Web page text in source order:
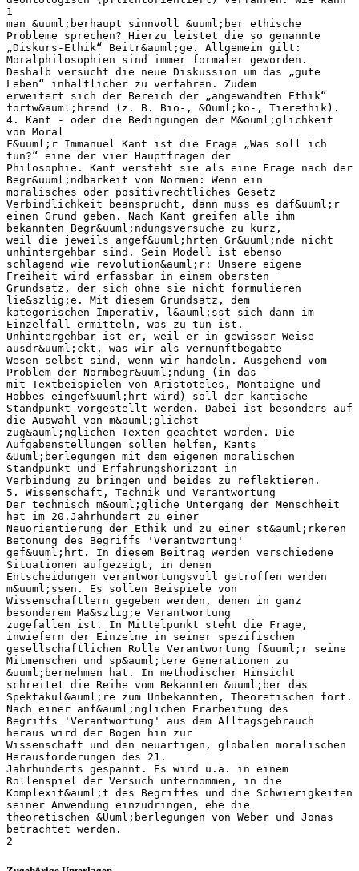
1
man &uuml;berhaupt sinnvoll &uuml;ber ethische
Probleme sprechen? Hierzu leistet die so genannte
„Diskurs-Ethik“ Beitr&auml;ge. Allgemein gilt:
Moralphilosophien sind immer formaler geworden.
Deshalb versucht die neue Diskussion um das „gute
Leben“ inhaltlicher zu verfahren. Zudem
erweitert sich der Bereich der „angewandten Ethik“
fortw&auml;hrend (z. B. Bio-, &Ouml;ko-, Tierethik).
4. Kant - oder die Bedingungen der M&ouml;glichkeit
von Moral
F&uuml;r Immanuel Kant ist die Frage „Was soll ich
tun?“ eine der vier Hauptfragen der
Philosophie. Kant versteht sie als eine Frage nach der
Begr&uuml;ndbarkeit von Normen: Wenn ein
moralisches oder positivrechtliches Gesetz
Verbindlichkeit beansprucht, dann muss es daf&uuml;r
einen Grund geben. Nach Kant greifen alle ihm
bekannten Begr&uuml;ndungsversuche zu kurz,
weil die jeweils angef&uuml;hrten Gr&uuml;nde nicht
unhintergehbar sind. Sein Modell ist ebenso
schlagend wie revolution&auml;r: Unsere eigene
Freiheit wird erfassbar in einem obersten
Grundsatz, der sich ohne sie nicht formulieren
lie&szlig;e. Mit diesem Grundsatz, dem
kategorischen Imperativ, l&auml;sst sich dann im
Einzelfall ermitteln, was zu tun ist.
Unhintergehbar ist er, weil er in gewisser Weise
ausdr&uuml;ckt, was wir als vernunftbegabte
Wesen selbst sind, wenn wir handeln. Ausgehend vom
Problem der Normbegr&uuml;ndung (in das
mit Textbeispielen von Aristoteles, Montaigne und
Hobbes eingef&uuml;hrt wird) soll der kantische
Standpunkt vorgestellt werden. Dabei ist besonders auf
die Auswahl von m&ouml;glichst
zug&auml;nglichen Texten geachtet worden. Die
Aufgabenstellungen sollen helfen, Kants
&Uuml;berlegungen mit dem eigenen moralischen
Standpunkt und Erfahrungshorizont in
Verbindung zu bringen und beides zu reflektieren.
5. Wissenschaft, Technik und Verantwortung
Der technisch m&ouml;gliche Untergang der Menschheit
hat im 20.Jahrhundert zu einer
Neuorientierung der Ethik und zu einer st&auml;rkeren
Betonung des Begriffs 'Verantwortung'
gef&uuml;hrt. In diesem Beitrag werden verschiedene
Situationen aufgezeigt, in denen
Entscheidungen verantwortungsvoll getroffen werden
m&uuml;ssen. Es sollen Beispiele von
Wissenschaftlern gegeben werden, denen in ganz
besonderem Ma&szlig;e Verantwortung
zugefallen ist. In Mittelpunkt steht die Frage,
inwiefern der Einzelne in seiner spezifischen
gesellschaftlichen Rolle Verantwortung f&uuml;r seine
Mitmenschen und sp&auml;tere Generationen zu
&uuml;bernehmen hat. In methodischer Hinsicht
schreitet die Reihe vom Bekannten &uuml;ber das
Spektakul&auml;re zum Unbekannten, Theoretischen fort.
Nach einer anf&auml;nglichen Erarbeitung des
Begriffs 'Verantwortung' aus dem Alltagsgebrauch
heraus wird der Bogen hin zur
Wissenschaft und den neuartigen, globalen moralischen
Herausforderungen des 21.
Jahrhunderts gespannt. Es wird u.a. in einem
Rollenspiel der Versuch unternommen, in die
Komplexit&auml;t des Begriffes und die Schwierigkeiten
seiner Anwendung einzudringen, ehe die
theoretischen &Uuml;berlegungen von Weber und Jonas
betrachtet werden.